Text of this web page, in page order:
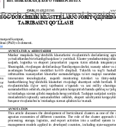
Bosh Sahifa Jurnal haqida